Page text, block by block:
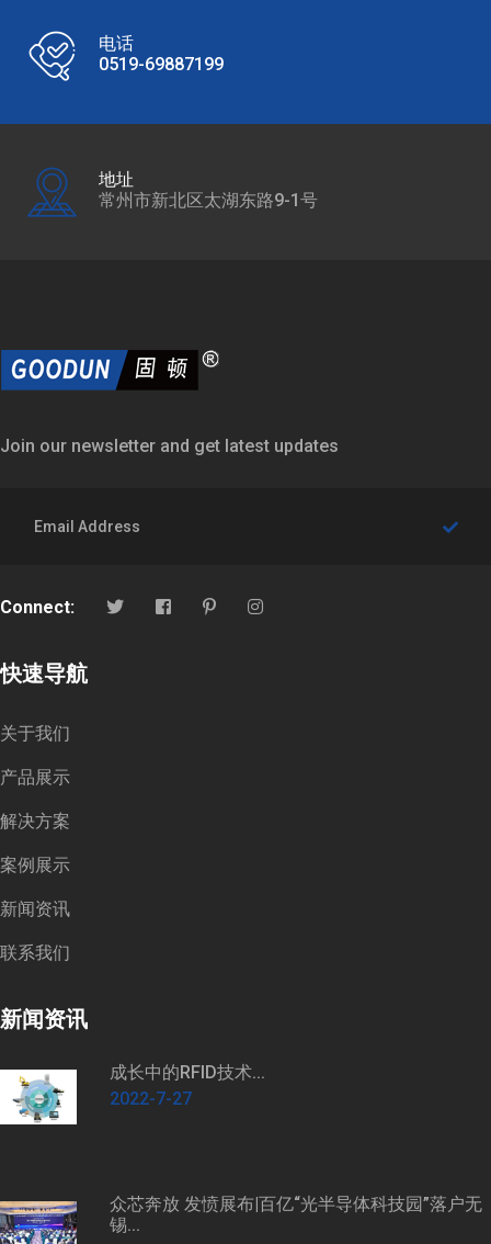
电话
0519-69887199
地址
常州市新北区太湖东路9-1号
Join our newsletter and get latest updates
Connect:
快速导航
关于我们
产品展示
解决方案
案例展示
新闻资讯
联系我们
新闻资讯
成长中的RFID技术...
2022-7-27
众芯奔放 发愤展布|百亿“光半导体科技园”落户无
锡...